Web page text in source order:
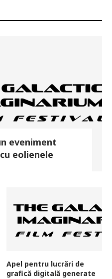
eveniment
eolienele
Apel pentru lucrări de
grafică digitală generate